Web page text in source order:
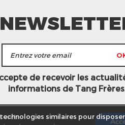
de recevoir les
informations de Tang
similaires pour
web.